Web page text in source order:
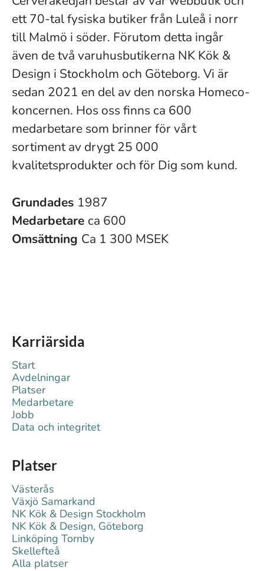
ett 70-tal fysiska butiker från Luleå i norr
till Malmö i söder. Förutom detta ingår
även de två varuhusbutikerna NK Kök &
Design i Stockholm och Göteborg. Vi är
sedan 2021 en del av den norska Homeco-
koncernen. Hos oss finns ca 600
medarbetare som brinner för vårt
sortiment av drygt 25 000
kvalitetsprodukter och för Dig som kund.
Grundades 1987
Medarbetare ca 600
Omsättning Ca 1 300 MSEK
Karriärsida
Start
Avdelningar
Platser
Medarbetare
Jobb
Data och integritet
Platser
Västerås
Växjö Samarkand
NK Kök & Design Stockholm
NK Kök & Design, Göteborg
Linköping Tornby
Skellefteå
Alla platser